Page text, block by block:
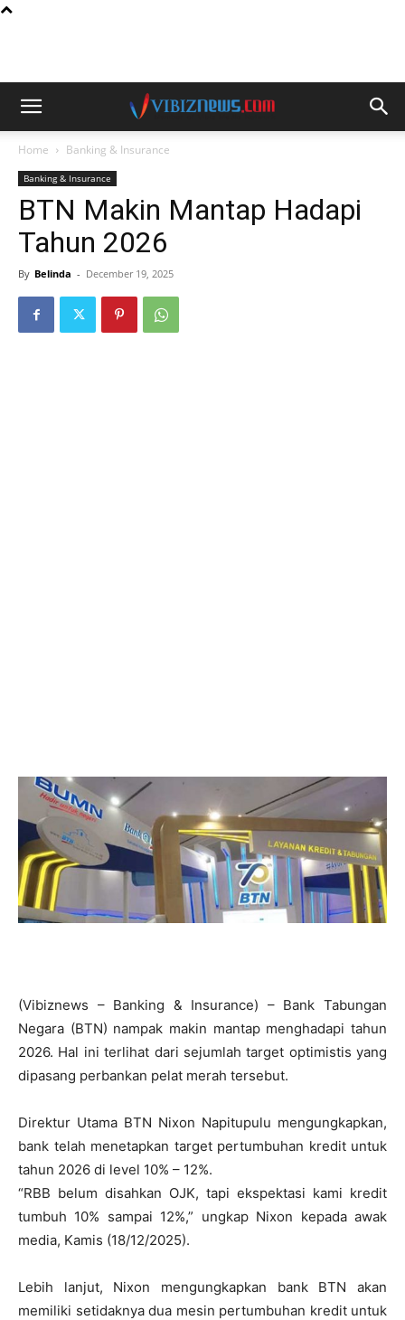
Home Banking & Insurance
Banking & Insurance
BTN Makin Mantap Hadapi
Tahun 2026
By Belinda - December 19, 2025
(Vibiznews – Banking & Insurance) – Bank Tabungan
Negara (BTN) nampak makin mantap menghadapi tahun
2026. Hal ini terlihat dari sejumlah target optimistis yang
dipasang perbankan pelat merah tersebut.
Direktur Utama BTN Nixon Napitupulu mengungkapkan,
bank telah menetapkan target pertumbuhan kredit untuk
tahun 2026 di level 10% – 12%.
“RBB belum disahkan OJK, tapi ekspektasi kami kredit
tumbuh 10% sampai 12%,” ungkap Nixon kepada awak
media, Kamis (18/12/2025).
Lebih lanjut, Nixon mengungkapkan bank BTN akan
memiliki setidaknya dua mesin pertumbuhan kredit untuk